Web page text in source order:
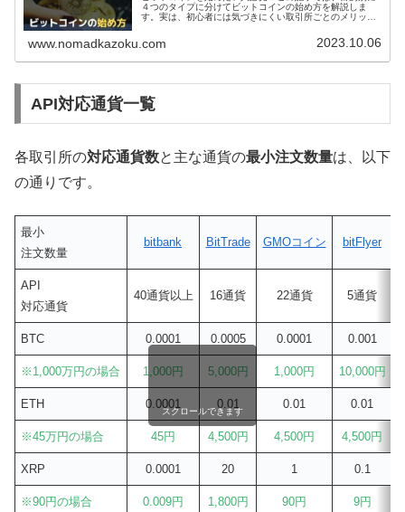
４つのタイプに分けてビットコインの始め方を解説しま
す。実は、初心者には気づきにくい取引所ごとのメリット
www.nomadkazoku.com 2023.10.06
API対応通貨一覧
各取引所の対応通貨数と主な通貨の最小注文数量は、以下
の通りです。
最小
注文数量
bitbank BitTrade GMOコイン bitFlyer
API
対応通貨
40通貨以上 16通貨 22通貨 5通貨
BTC 0.0001 0.0005 0.0001 0.001
※1,000万円の場合 1,000円 5,000円 1,000円 10,000円
ETH 0.0001 0.01 0.01 0.01
※45万円の場合 45円 4,500円 4,500円 4,500円
XRP 0.0001 20 1 0.1
※90円の場合 0.009円 1,800円 90円 9円
スクロールできます